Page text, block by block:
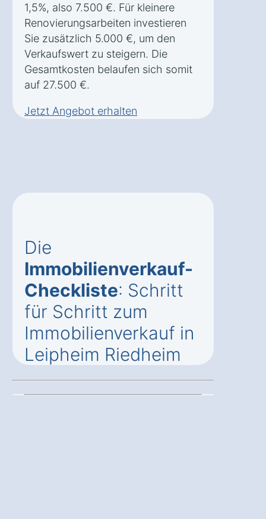
1,5%, also 7.500 €. Für kleinere
Renovierungsarbeiten investieren
Sie zusätzlich 5.000 €, um den
Verkaufswert zu steigern. Die
Gesamtkosten belaufen sich somit
auf 27.500 €.
Jetzt Angebot erhalten
Die
Immobilienverkauf-
Checkliste: Schritt
für Schritt zum
Immobilienverkauf in
Leipheim Riedheim